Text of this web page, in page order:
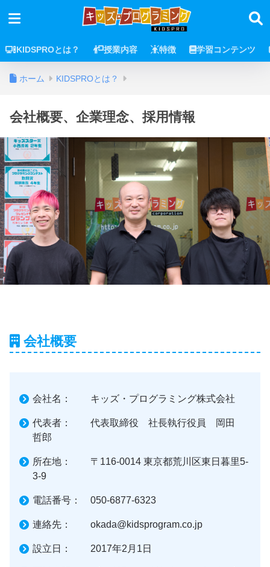
KIDSPROとは？ 授業内容 特徴 学習コンテンツ
ホーム KIDSPROとは？
会社概要、企業理念、採用情報
会社概要
会社名： キッズ・プログラミング株式会社
代表者： 代表取締役 社長執行役員 岡田
哲郎
所在地： 〒116-0014 東京都荒川区東日暮里5-
3-9
電話番号： 050-6877-6323
連絡先： okada@kidsprogram.co.jp
設立日： 2017年2月1日